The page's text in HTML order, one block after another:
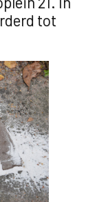
tot